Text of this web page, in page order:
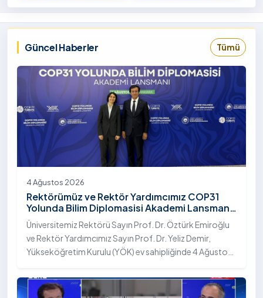
İçin
Tıklayınız
Güncel Haberler Tümü
4 Ağustos 2026
Rektörümüz ve Rektör Yardımcımız COP31
Yolunda Bilim Diplomasisi Akademi Lansmanı
Toplantısına Katıldı
Üniversitemiz Rektörü Sayın Prof. Dr. Öztürk Emiroğlu
ve Rektör Yardımcımız Sayın Prof. Dr. Yeliz Demir,
Yükseköğretim Kurulu (YÖK) ev sahipliğinde 4 Ağustos
Bilim Diplomasisi: Akademi Lansmanı” programına
katıldı.